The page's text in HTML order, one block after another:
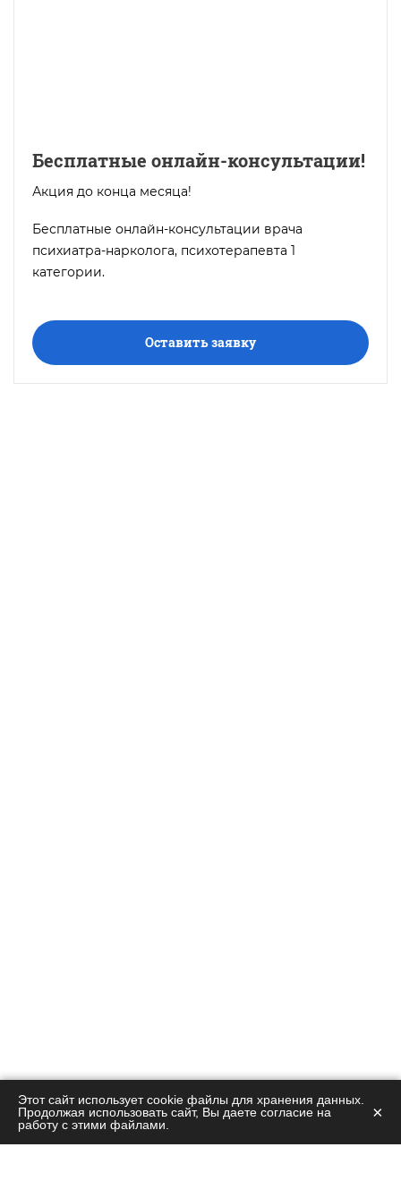
Бесплатные онлайн-консультации!
Акция до конца месяца!
Бесплатные онлайн-консультации врача
психиатра-нарколога, психотерапевта 1
категории.
Оставить заявку
Этот сайт использует cookie файлы для хранения данных.
Продолжая использовать сайт, Вы даете согласие на
работу с этими файлами.
×